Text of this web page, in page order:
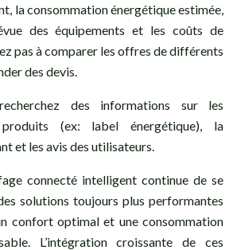
la consommation énergétique estimée,
des équipements et les coûts de
pas à comparer les offres de différents
des devis.
des informations sur les
(ex: label énergétique), la
et les avis des utilisateurs.
connecté intelligent continue de se
solutions toujours plus performantes
confort optimal et une consommation
L’intégration croissante de ces